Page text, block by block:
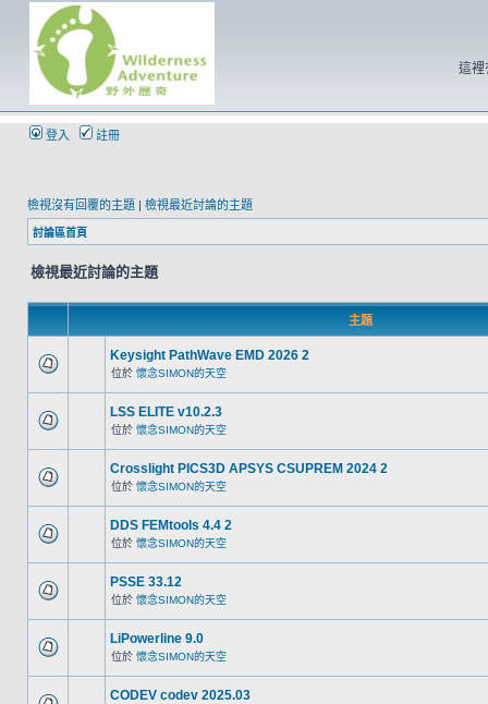
這裡
登入 註冊
檢視沒有回覆的主題 | 檢視最近討論的主題
討論區首頁
檢視最近討論的主題
主題
Keysight PathWave EMD 2026 2
位於 懷念SIMON的天空
LSS ELITE v10.2.3
位於 懷念SIMON的天空
Crosslight PICS3D APSYS CSUPREM 2024 2
位於 懷念SIMON的天空
DDS FEMtools 4.4 2
位於 懷念SIMON的天空
PSSE 33.12
位於 懷念SIMON的天空
LiPowerline 9.0
位於 懷念SIMON的天空
CODEV codev 2025.03